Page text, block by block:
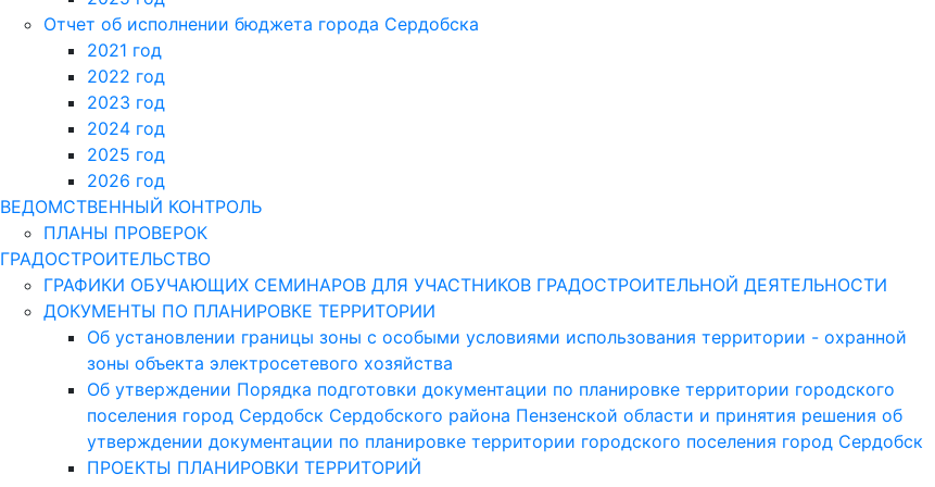
Отчет об исполнении бюджета города Сердобска
2021 год
2022 год
2023 год
2024 год
2025 год
2026 год
ВЕДОМСТВЕННЫЙ КОНТРОЛЬ
ПЛАНЫ ПРОВЕРОК
ГРАДОСТРОИТЕЛЬСТВО
ГРАФИКИ ОБУЧАЮЩИХ СЕМИНАРОВ ДЛЯ УЧАСТНИКОВ ГРАДОСТРОИТЕЛЬНОЙ ДЕЯТЕЛЬНОСТИ
ДОКУМЕНТЫ ПО ПЛАНИРОВКЕ ТЕРРИТОРИИ
Об установлении границы зоны с особыми условиями использования территории - охранной
зоны объекта электросетевого хозяйства
Об утверждении Порядка подготовки документации по планировке территории городского
поселения город Сердобск Сердобского района Пензенской области и принятия решения об
утверждении документации по планировке территории городского поселения город Сердобск
ПРОЕКТЫ ПЛАНИРОВКИ ТЕРРИТОРИЙ